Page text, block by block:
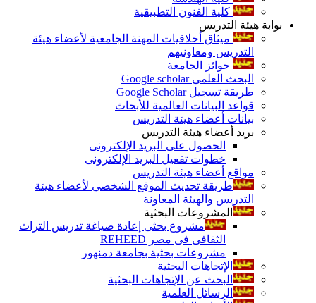
كلية الفنون التطبيقية
بوابة هيئة التدريس
ميثاق أخلاقيات المهنة الجامعية لأعضاء هيئة
التدريس ومعاونيهم
جوائز الجامعة
البحث العلمى Google scholar
طريقة تسجيل Google Scholar
قواعد البيانات العالمية للأبحاث
بيانات أعضاء هيئة التدريس
بريد أعضاء هيئة التدريس
الحصول على البريد الإلكترونى
خطوات تفعيل البريد الإلكترونى
مواقع أعضاء هيئة التدريس
طريقة تحديث الموقع الشخصي لأعضاء هيئة
التدريس والهيئة المعاونة
المشروعات البحثية
مشروع بحثى إعادة صياغة تدريس التراث
الثقافى فى مصر REHEED
مشروعات بحثية بجامعة دمنهور
الإتجاهات البحثية
البحث عن الإتجاهات البحثية
الرسائل العلمية